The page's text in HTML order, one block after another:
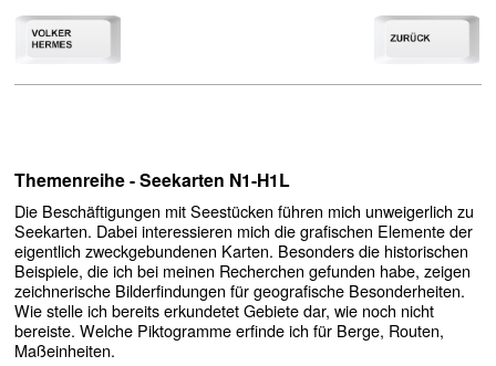
Themenreihe - Seekarten N1-H1L
Die Beschäftigungen mit Seestücken führen mich unweigerlich zu
Seekarten. Dabei interessieren mich die grafischen Elemente der
eigentlich zweckgebundenen Karten. Besonders die historischen
Beispiele, die ich bei meinen Recherchen gefunden habe, zeigen
zeichnerische Bilderfindungen für geografische Besonderheiten.
Wie stelle ich bereits erkundetet Gebiete dar, wie noch nicht
bereiste. Welche Piktogramme erfinde ich für Berge, Routen,
Maßeinheiten.